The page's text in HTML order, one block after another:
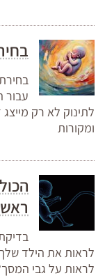
עבור
לתינוק לא רק
ומקורות
לראות את הילד
לראות על גבי